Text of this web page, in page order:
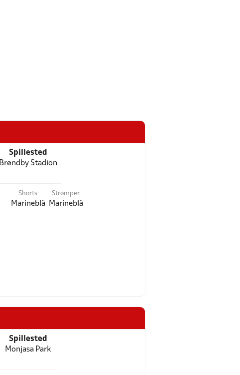
Spillested
Brøndby Stadion
Shorts
Marineblå
Strømper
Marineblå
Spillested
Monjasa Park